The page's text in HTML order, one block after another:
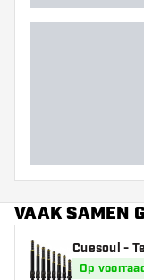
VAAK SAMEN
Cuesoul -
ack - Dart
Op